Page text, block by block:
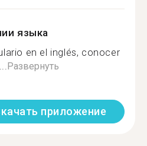
языка
en el inglés, conocer
Развернуть
приложение